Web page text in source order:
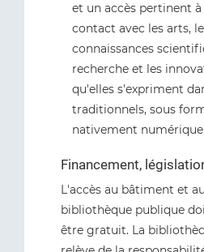
et un accès pertinent
contact avec les arts,
connaissances
recherche et les
qu'elles s'expriment
traditionnels, sous
nativement numérique.
Financement,
L'accès au bâtiment et
bibliothèque publique
être gratuit. La